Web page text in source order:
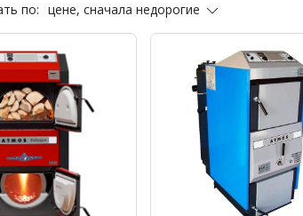
по: цене, сначала недорогие